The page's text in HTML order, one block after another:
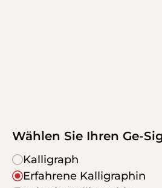
Wählen Sie Ihren Ge-
Kalligraph
Erfahrene Kalligraphin